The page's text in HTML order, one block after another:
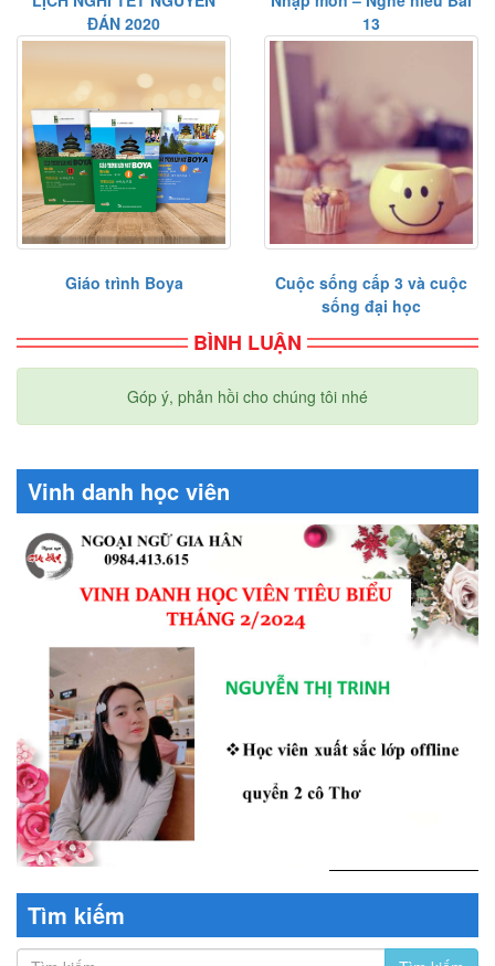
ĐÁN 2020
13
Giáo trình Boya
Cuộc sống cấp 3 và cuộc
sống đại học
BÌNH LUẬN
Góp ý, phản hồi cho chúng tôi nhé
Vinh danh học viên
Tìm kiếm